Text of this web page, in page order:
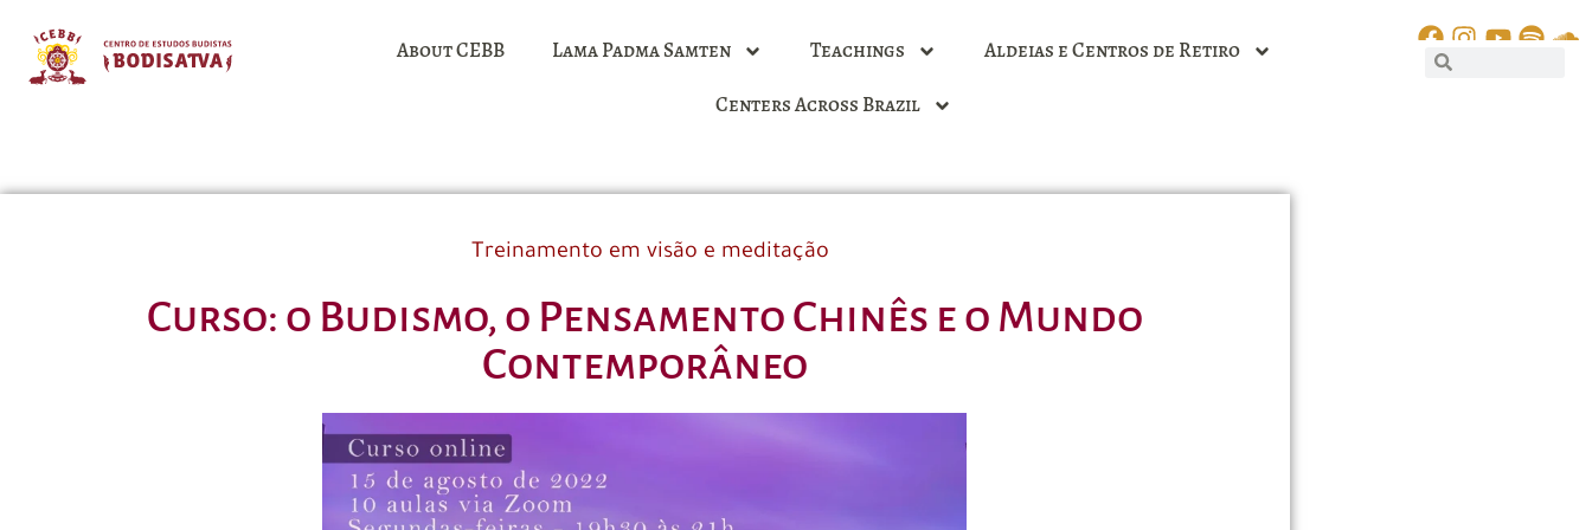
About CEBB Lama Padma Samten Teachings
Aldeias e Centros de Retiro
Centers Across Brazil
Treinamento em visão e meditação
Curso: o Budismo, o Pensamento Chinês e o Mundo
Contemporâneo